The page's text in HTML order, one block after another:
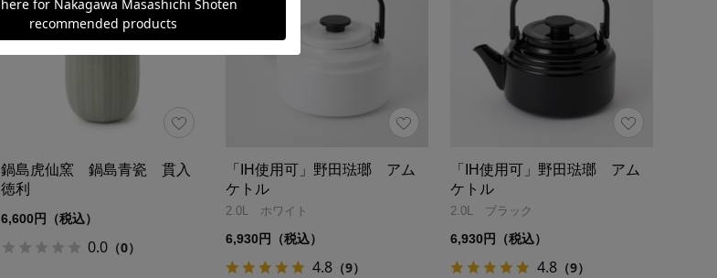
鍋島虎仙窯 鍋島青瓷 貫入
徳利
6,600円（税込）
0.0 （0）
「IH使用可」野田琺瑯 アム
ケトル
2.0L ホワイト
6,930円（税込）
4.8 （9）
「IH使用可」野田琺瑯 アム
ケトル
2.0L ブラック
6,930円（税込）
4.8 （9）